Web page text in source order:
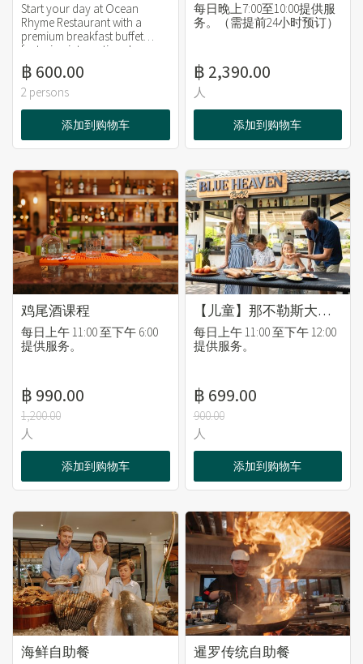
Start your day at Ocean
Rhyme Restaurant with a
premium breakfast buffet
featuring international
favorites, fresh pastries,
tropical fruits, and live
cooking stations.
฿ 600.00
2 persons
添加到购物车
每日晚上7:00至10:00提供服
务。（需提前24小时预订）
฿ 2,390.00
人
添加到购物车
鸡尾酒课程
每日上午 11:00 至下午 6:00
提供服务。
฿ 990.00
1,200.00
人
添加到购物车
【儿童】那不勒斯大师儿童披萨课程
每日上午 11:00 至下午 12:00
提供服务。
฿ 699.00
900.00
人
添加到购物车
海鲜自助餐 暹罗传统自助餐